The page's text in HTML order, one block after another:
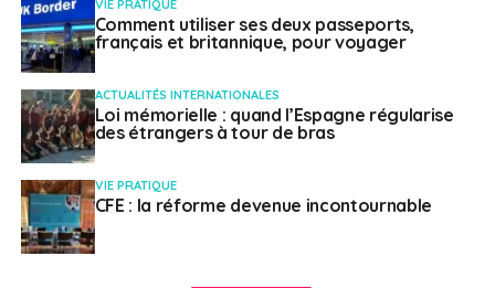
VIE PRATIQUE
Comment utiliser ses deux passeports,
français et britannique, pour voyager
ACTUALITÉS INTERNATIONALES
Loi mémorielle : quand l’Espagne régularise
des étrangers à tour de bras
VIE PRATIQUE
CFE : la réforme devenue incontournable